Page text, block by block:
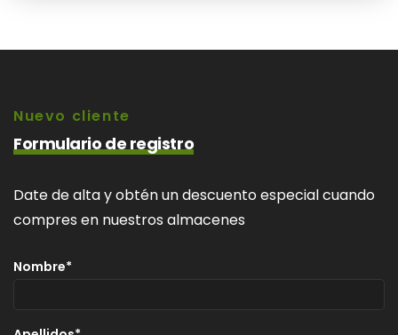
Nuevo cliente
Formulario de registro
Date de alta y obtén un descuento especial cuando
compres en nuestros almacenes
Nombre*